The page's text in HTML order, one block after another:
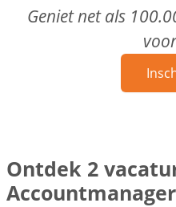
Geniet net als
Ontdek 2